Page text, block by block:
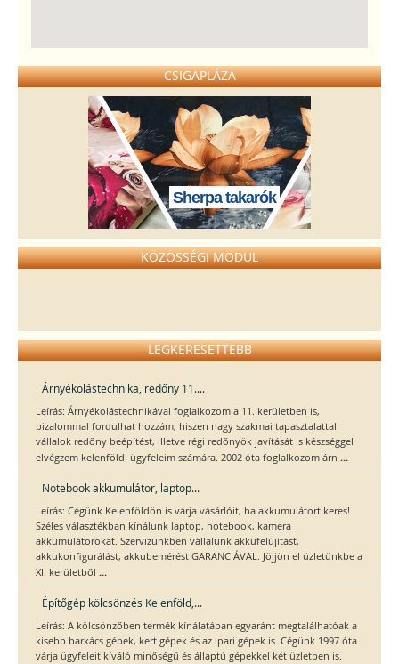
CSIGAPLÁZA
Sherpa takarók
KÖZÖSSÉGI MODUL
LEGKERESETTEBB
Árnyékolástechnika, redőny 11....
Leírás: Árnyékolástechnikával foglalkozom a 11. kerületben is,
bizalommal fordulhat hozzám, hiszen nagy szakmai tapasztalattal
vállalok redőny beépítést, illetve régi redőnyök javítását is készséggel
elvégzem kelenföldi ügyfeleim számára. 2002 óta foglalkozom árn ...
Notebook akkumulátor, laptop...
Leírás: Cégünk Kelenföldön is várja vásárlóit, ha akkumulátort keres!
Széles választékban kínálunk laptop, notebook, kamera
akkumulátorokat. Szervizünkben vállalunk akkufelújítást,
akkukonfigurálást, akkubemérést GARANCIÁVAL. Jöjjön el üzletünkbe a
XI. kerületből ...
Építőgép kölcsönzés Kelenföld,...
Leírás: A kölcsönzőben termék kínálatában egyaránt megtalálhatóak a
kisebb barkács gépek, kert gépek és az ipari gépek is. Cégünk 1997 óta
várja ügyfeleit kíváló minőségű és állaptú gépekkel két üzletben is.